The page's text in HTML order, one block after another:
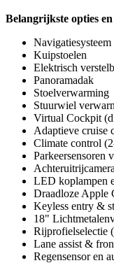
Belangrijkste opties
Kuipstoelen
Elektrisch
Panoramadak
Stoelverwarming
Stuurwiel
Virtual Cockpit
Adaptieve cruise
Climate control
Parkeersensoren
Achteruitrijcamera
LED koplampen
Draadloze Apple
Keyless entry &
18"
Rijprofielselectie
Lane assist &
Regensensor en